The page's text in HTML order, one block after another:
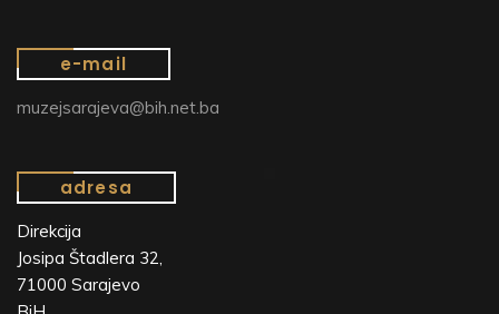
e-mail
muzejsarajeva@bih.net.ba
adresa
Direkcija
Josipa Štadlera 32,
71000 Sarajevo